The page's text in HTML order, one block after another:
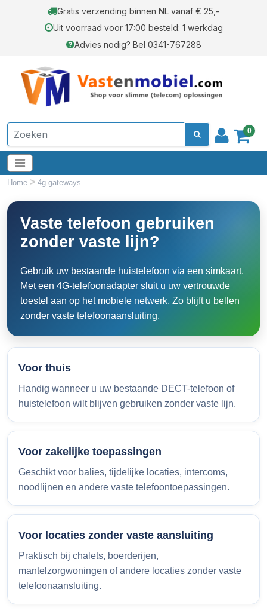
Gratis verzending binnen NL vanaf € 25,-
Uit voorraad voor 17:00 besteld: 1 werkdag
Advies nodig? Bel 0341-767288
0
Home > 4g gateways
Vaste telefoon gebruiken
zonder vaste lijn?
Gebruik uw bestaande huistelefoon via een simkaart.
Met een 4G-telefoonadapter sluit u uw vertrouwde
toestel aan op het mobiele netwerk. Zo blijft u bellen
zonder vaste telefoonaansluiting.
Voor thuis
Handig wanneer u uw bestaande DECT-telefoon of
huistelefoon wilt blijven gebruiken zonder vaste lijn.
Voor zakelijke toepassingen
Geschikt voor balies, tijdelijke locaties, intercoms,
noodlijnen en andere vaste telefoontoepassingen.
Voor locaties zonder vaste aansluiting
Praktisch bij chalets, boerderijen,
mantelzorgwoningen of andere locaties zonder vaste
telefoonaansluiting.